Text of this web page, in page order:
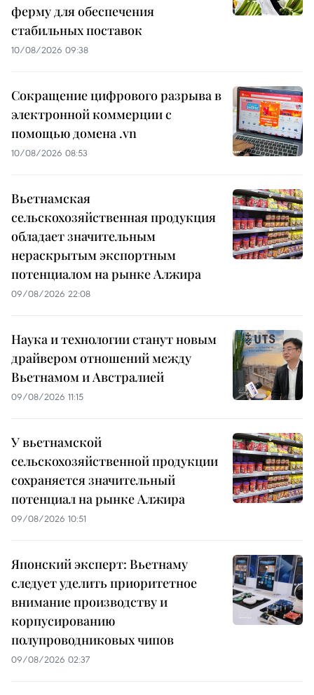
ферму для обеспечения
стабильных поставок
10/08/2026 09:38
Сокращение цифрового разрыва в
электронной коммерции с
помощью домена .vn
10/08/2026 08:53
Вьетнамская
сельскохозяйственная продукция
обладает значительным
нераскрытым экспортным
потенциалом на рынке Алжира
09/08/2026 22:08
Наука и технологии станут новым
драйвером отношений между
Вьетнамом и Австралией
09/08/2026 11:15
У вьетнамской
сельскохозяйственной продукции
сохраняется значительный
потенциал на рынке Алжира
09/08/2026 10:51
Японский эксперт: Вьетнаму
следует уделить приоритетное
внимание производству и
корпусированию
полупроводниковых чипов
09/08/2026 02:37